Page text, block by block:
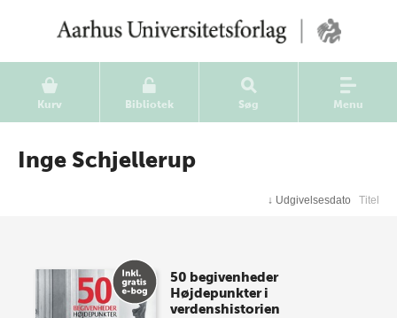
Kurv Bibliotek Søg Menu
Inge Schjellerup
↓ Udgivelsesdato Titel
50 begivenheder
Højdepunkter i
verdenshistorien